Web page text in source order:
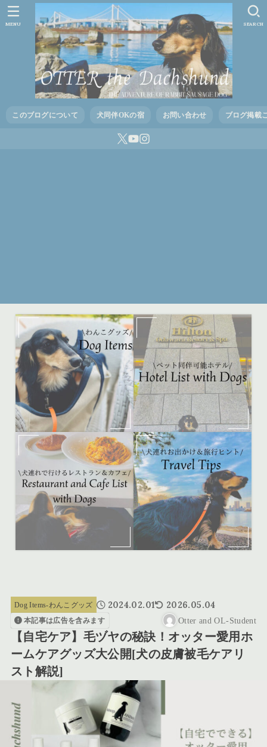
このブログについて 犬同伴OKの宿 お問い合わせ ブログ掲載
SEARCH
MENU
Dog Items-わんこグッズ 2024.02.01 2026.05.04
本記事は広告を含みます Otter and OL-Student
【自宅ケア】毛ヅヤの秘訣！オッター愛用ホ
ームケアグッズ大公開[犬の皮膚被毛ケアリ
スト解説]